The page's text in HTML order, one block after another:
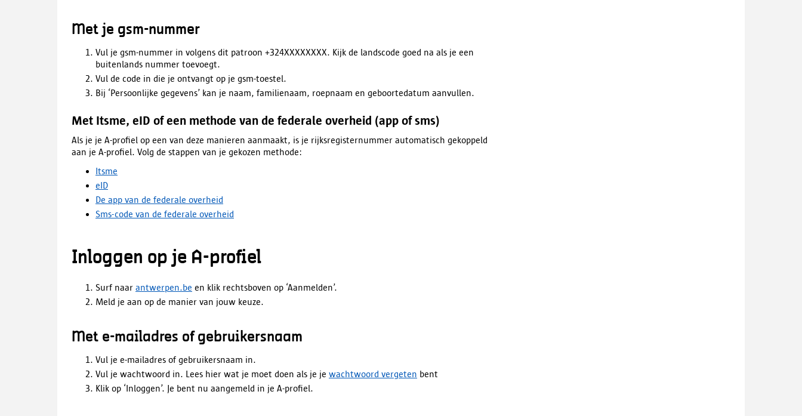
Met je gsm-nummer
Vul je gsm-nummer in volgens dit patroon +324XXXXXXXX. Kijk de landscode goed na als je een
buitenlands nummer toevoegt.
Vul de code in die je ontvangt op je gsm-toestel.
Bij ‘Persoonlijke gegevens’ kan je naam, familienaam, roepnaam en geboortedatum aanvullen.
Met Itsme, eID of een methode van de federale overheid (app of sms)
Als je je A-profiel op een van deze manieren aanmaakt, is je rijksregisternummer automatisch gekoppeld
aan je A-profiel. Volg de stappen van je gekozen methode:
Itsme
eID
De app van de federale overheid
Sms-code van de federale overheid
Inloggen op je A-profiel
Surf naar antwerpen.be en klik rechtsboven op ‘Aanmelden’.
Meld je aan op de manier van jouw keuze.
Met e-mailadres of gebruikersnaam
Vul je e-mailadres of gebruikersnaam in.
Vul je wachtwoord in. Lees hier wat je moet doen als je je wachtwoord vergeten bent
Klik op ‘Inloggen’. Je bent nu aangemeld in je A-profiel.